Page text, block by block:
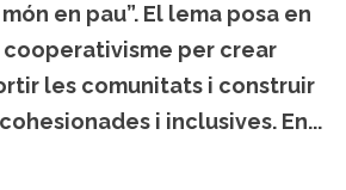
en pau”. El lema posa en
per crear
les comunitats i construir
i inclusives. En...